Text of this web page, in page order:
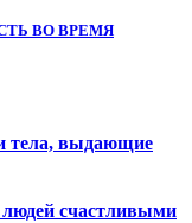
ВО ВРЕМЯ
тела, выдающие
счастливыми